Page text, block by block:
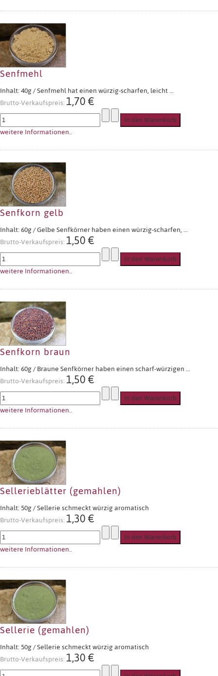
Senfmehl
Inhalt: 40g / Senfmehl hat einen würzig-scharfen, leicht ...
Brutto-Verkaufspreis:1,70 €
weitere Informationen..
Senfkorn gelb
Inhalt: 60g / Gelbe Senfkörner haben einen würzig-scharfen, ...
Brutto-Verkaufspreis:1,50 €
weitere Informationen..
Senfkorn braun
Inhalt: 60g / Braune Senfkörner haben einen scharf-würzigen ...
Brutto-Verkaufspreis:1,50 €
weitere Informationen..
Sellerieblätter (gemahlen)
Inhalt: 50g / Sellerie schmeckt würzig aromatisch
Brutto-Verkaufspreis:1,30 €
weitere Informationen..
Sellerie (gemahlen)
Inhalt: 50g / Sellerie schmeckt würzig aromatisch
Brutto-Verkaufspreis:1,30 €